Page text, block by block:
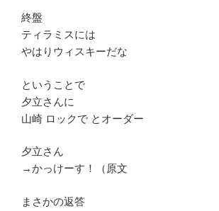
終盤
ティラミスには
やはりウィスキーだな
ということで
夕立さんに
山崎 ロックで とオーダー
夕立さん
→かっけーす！（原文
まさかの返答